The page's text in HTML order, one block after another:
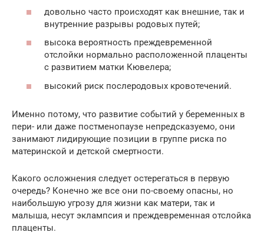
довольно часто происходят как внешние, так и
внутренние разрывы родовых путей;
высока вероятность преждевременной
отслойки нормально расположенной плаценты
с развитием матки Кювелера;
высокий риск послеродовых кровотечений.
Именно потому, что развитие событий у беременных в
пери- или даже постменопаузе непредсказуемо, они
занимают лидирующие позиции в группе риска по
материнской и детской смертности.
Какого осложнения следует остерегаться в первую
очередь? Конечно же все они по-своему опасны, но
наибольшую угрозу для жизни как матери, так и
малыша, несут эклампсия и преждевременная отслойка
плаценты.